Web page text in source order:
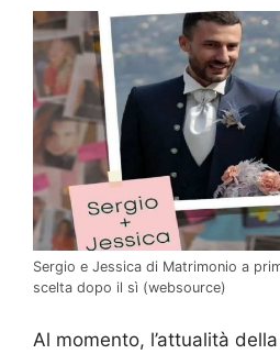
Sergio e Jessica di Matrimonio a
scelta dopo il sì (websource)
Al momento, l’attualità